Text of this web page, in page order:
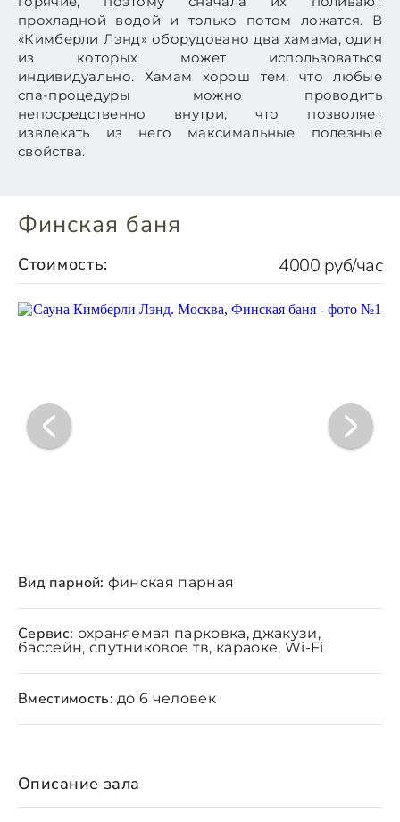
прохладной водой и только потом ложатся. В
«Кимберли Лэнд» оборудовано два хамама, один
из которых может использоваться
индивидуально. Хамам хорош тем, что любые
спа-процедуры можно проводить
непосредственно внутри, что позволяет
извлекать из него максимальные полезные
свойства.
Финская баня
Стоимость: 4000 руб/час
Вид парной: финская парная
Сервис: охраняемая парковка, джакузи,
бассейн, спутниковое тв, караоке, Wi-Fi
Вместимость: до 6 человек
Описание зала